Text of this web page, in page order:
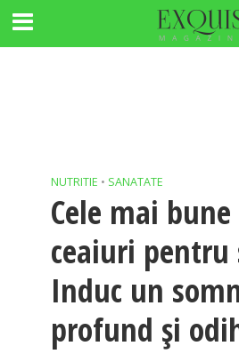
NUTRITIE • SANATATE
Cele mai
ceaiuri pentru
Induc un
profund și